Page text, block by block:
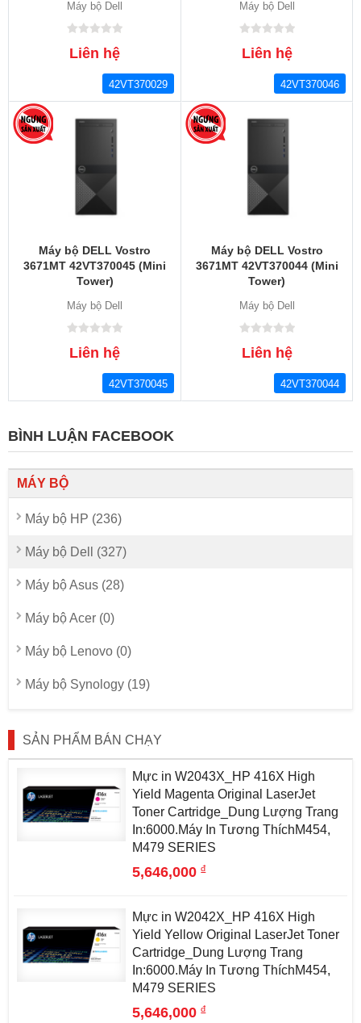
Máy bộ Dell
Liên hệ
42VT370029
Máy bộ Dell
Liên hệ
42VT370046
Máy bộ DELL Vostro
3671MT 42VT370045 (Mini
Tower)
Máy bộ Dell
Liên hệ
42VT370045
Máy bộ DELL Vostro
3671MT 42VT370044 (Mini
Tower)
Máy bộ Dell
Liên hệ
42VT370044
BÌNH LUẬN FACEBOOK
MÁY BỘ
Máy bộ HP (236)
Máy bộ Dell (327)
Máy bộ Asus (28)
Máy bộ Acer (0)
Máy bộ Lenovo (0)
Máy bộ Synology (19)
SẢN PHẨM BÁN CHẠY
Mực in W2043X_HP 416X High
Yield Magenta Original LaserJet
Toner Cartridge_Dung Lượng Trang
In:6000.Máy In Tương ThíchM454,
M479 SERIES
5,646,000đ
Mực in W2042X_HP 416X High
Yield Yellow Original LaserJet Toner
Cartridge_Dung Lượng Trang
In:6000.Máy In Tương ThíchM454,
M479 SERIES
5,646,000đ